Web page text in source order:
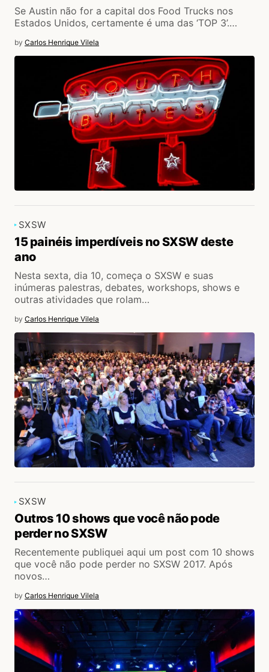
Se Austin não for a capital dos Food Trucks nos
Estados Unidos, certamente é uma das ‘TOP 3’.…
by Carlos Henrique Vilela
SXSW
15 painéis imperdíveis no SXSW deste
ano
Nesta sexta, dia 10, começa o SXSW e suas
inúmeras palestras, debates, workshops, shows e
outras atividades que rolam…
by Carlos Henrique Vilela
SXSW
Outros 10 shows que você não pode
perder no SXSW
Recentemente publiquei aqui um post com 10 shows
que você não pode perder no SXSW 2017. Após
novos…
by Carlos Henrique Vilela